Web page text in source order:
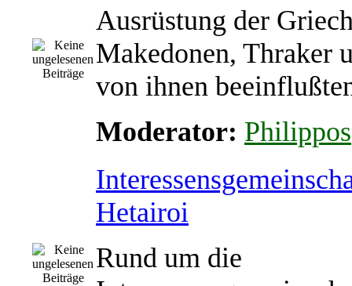
Ausrüstung der
Makedonen, Thraker
von ihnen
Moderator: Philippos
Hetairoi
Rund um die